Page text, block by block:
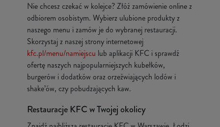
Nie chcesz czekać w kolejce? Złóż zamówienie online z
odbiorem osobistym. Wybierz ulubione produkty z
naszego menu i zamów je do wybranej restauracji.
Skorzystaj z naszej strony internetowej
kfc.pl/menu/namiejscu lub aplikacji KFC i sprawdź
ofertę naszych najpopularniejszych kubełków,
burgerów i dodatków oraz orzeźwiających lodów i
shake’ów, czy pobudzających kaw.
Restauracje KFC w Twojej okolicy